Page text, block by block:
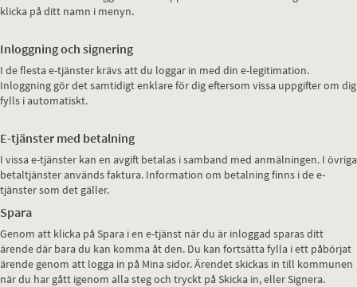
klicka på ditt namn i menyn.
Inloggning och signering
I de flesta e-tjänster krävs att du loggar in med din e-legitimation.
Inloggning gör det samtidigt enklare för dig eftersom vissa uppgifter om dig
fylls i automatiskt.
E-tjänster med betalning
I vissa e-tjänster kan en avgift betalas i samband med anmälningen. I övriga
betaltjänster används faktura. Information om betalning finns i de e-
tjänster som det gäller.
Spara
Genom att klicka på Spara i en e-tjänst när du är inloggad sparas ditt
ärende där bara du kan komma åt den. Du kan fortsätta fylla i ett påbörjat
ärende genom att logga in på Mina sidor. Ärendet skickas in till kommunen
när du har gått igenom alla steg och tryckt på Skicka in, eller Signera.